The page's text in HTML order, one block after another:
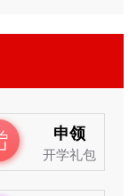
申领
开学礼包